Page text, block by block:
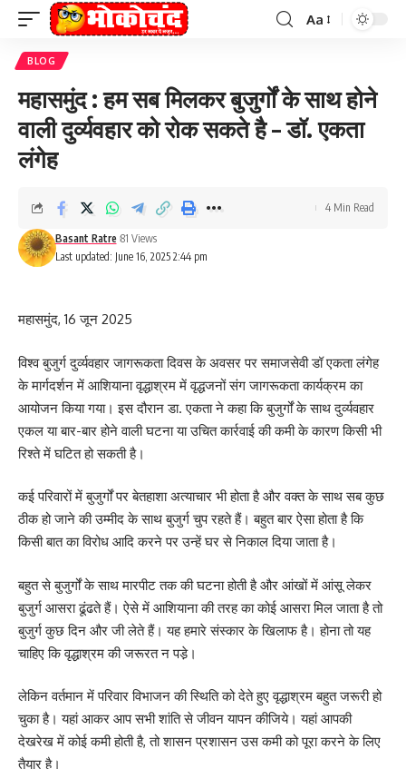
Font
Aa
BLOG
महासमुंद : हम सब मिलकर बुजुर्गों के साथ होने
वाली दुर्व्यवहार को रोक सकते है – डॉ. एकता
लंगेह
Last updated: June 16, 2025 2:44 pm
Basant Ratre 81 Views
4 Min Read
महासमुंद, 16 जून 2025
विश्व बुजुर्ग दुर्व्यवहार जागरूकता दिवस के अवसर पर समाजसेवी डॉ एकता लंगेह
के मार्गदर्शन में आशियाना वृद्धाश्रम में वृद्धजनों संग जागरूकता कार्यक्रम का
आयोजन किया गया। इस दौरान डा. एकता ने कहा कि बुजुर्गों के साथ दुर्व्यवहार
एकल या बार-बार होने वाली घटना या उचित कार्रवाई की कमी के कारण किसी भी
रिश्ते में घटित हो सकती है।
कई परिवारों में बुजुर्गों पर बेतहाशा अत्याचार भी होता है और वक्त के साथ सब कुछ
ठीक हो जाने की उम्मीद के साथ बुजुर्ग चुप रहते हैं। बहुत बार ऐसा होता है कि
किसी बात का विरोध आदि करने पर उन्हें घर से निकाल दिया जाता है।
बहुत से बुजुर्गों के साथ मारपीट तक की घटना होती है और आंखों में आंसू लेकर
बुजुर्ग आसरा ढूंढते हैं। ऐसे में आशियाना की तरह का कोई आसरा मिल जाता है तो
बुजुर्ग कुछ दिन और जी लेते हैं। यह हमारे संस्कार के खिलाफ है। होना तो यह
चाहिए कि वृद्धाश्रम की जरूरत न पडे़।
लेकिन वर्तमान में परिवार विभाजन की स्थिति को देते हुए वृद्धाश्रम बहुत जरूरी हो
चुका है। यहां आकर आप सभी शांति से जीवन यापन कीजिये। यहां आपकी
देखरेख में कोई कमी होती है, तो शासन प्रशासन उस कमी को पूरा करने के लिए
तैयार है।